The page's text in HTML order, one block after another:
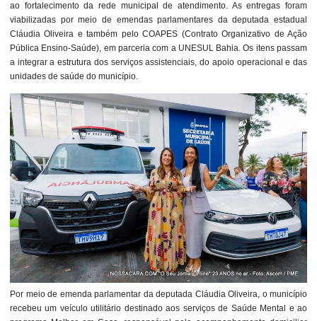
ao fortalecimento da rede municipal de atendimento. As entregas foram
viabilizadas por meio de emendas parlamentares da deputada estadual
Cláudia Oliveira e também pelo COAPES (Contrato Organizativo de Ação
Pública Ensino-Saúde), em parceria com a UNESUL Bahia. Os itens passam
a integrar a estrutura dos serviços assistenciais, do apoio operacional e das
unidades de saúde do município.
Por meio de emenda parlamentar da deputada Cláudia Oliveira, o município
recebeu um veículo utilitário destinado aos serviços de Saúde Mental e ao